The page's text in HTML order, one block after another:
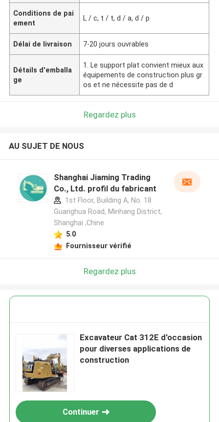
Conditions de pai
ement
L / c, t / t, d / a, d / p
Délai de livraison 7-20 jours ouvrables
Détails d'emballa
ge
1. Le support plat convient mieux aux
équipements de construction plus gr
os et ne nécessite pas de d
Regardez plus
AU SUJET DE NOUS
Shanghai Jiaming Trading
Co., Ltd. profil du fabricant
1st Floor, Building A, No. 18
Guanghua Road, Minhang District,
Shanghai ,Chine
5.0
Fournisseur vérifié
Regardez plus
Excavateur Cat 312E d'occasion
pour diverses applications de
construction
Continuer